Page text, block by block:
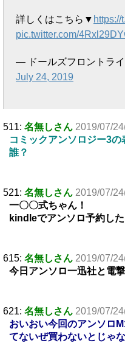
詳しくはこちら▼
pic.twitter.com/
— ドールズフロントラ
July 24, 2019
511: 名無しさん 2019/07/
コミックアンソロジー3
誰？
521: 名無しさん 2019/07/
一〇〇式ちゃん！
kindleでアンソロ予約した
615: 名無しさん 2019/07/
今日アンソロ一迅社と電
621: 名無しさん 2019/07/
おいおい今回のアンソロ
てないぜ買わないとじゃ